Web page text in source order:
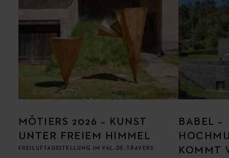
MÔTIERS 2026 – KUNST
UNTER FREIEM HIMMEL
FREILUFTAUSSTELLUNG IM VAL-DE-TRAVERS
BABEL –
KOMMT